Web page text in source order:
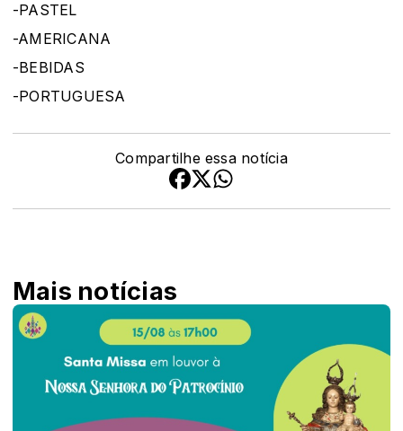
-PASTEL
-AMERICANA
-BEBIDAS
-PORTUGUESA
Compartilhe essa notícia
Mais notícias